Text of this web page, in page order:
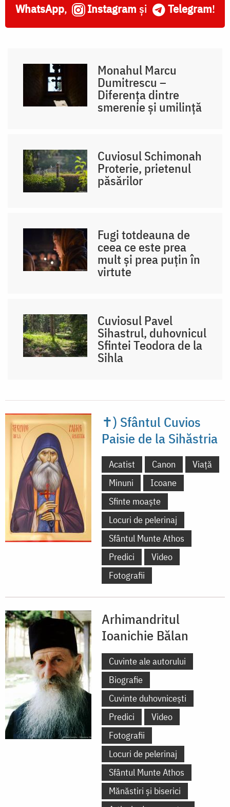
WhatsApp, Instagram și Telegram!
Monahul Marcu
Dumitrescu –
Diferența dintre
smerenie și umilință
Cuviosul Schimonah
Proterie, prietenul
păsărilor
Fugi totdeauna de
ceea ce este prea
mult și prea puțin în
virtute
Cuviosul Pavel
Sihastrul, duhovnicul
Sfintei Teodora de la
Sihla
✝) Sfântul Cuvios
Paisie de la Sihăstria
Acatist Canon
Viață
Minuni
Icoane
Sfinte moaște
Locuri de pelerinaj
Sfântul Munte Athos
Predici
Video
Fotografii
Arhimandritul
Ioanichie Bălan
Cuvinte ale autorului
Biografie
Cuvinte duhovnicești
Predici
Video
Fotografii
Locuri de pelerinaj
Sfântul Munte Athos
Mănăstiri și biserici